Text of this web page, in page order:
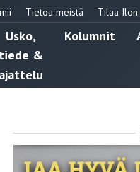
Tietoa meistä Tilaa Ilon
Usko,
tiede &
ajattelu
Kolumnit